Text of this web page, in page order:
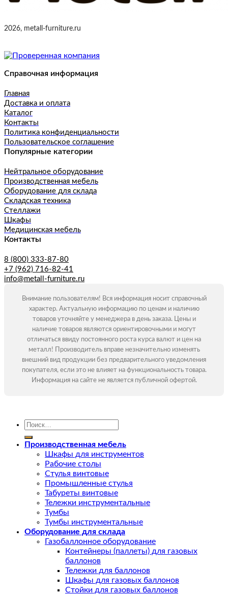
2026, metall-furniture.ru
Справочная информация
Главная
Доставка и оплата
Каталог
Контакты
Политика конфиденциальности
Пользовательское соглашение
Популярные категории
Нейтральное оборудование
Производственная мебель
Оборудование для склада
Складская техника
Стеллажи
Шкафы
Медицинская мебель
Контакты
8 (800) 333-87-80
+7 (962) 716-82-41
info@metall-furniture.ru
Внимание пользователям! Вся информация носит справочный
характер. Актуальную информацию по ценам и наличию
товаров уточняйте у менеджера в день заказа. Цены и
наличие товаров являются ориентировочными и могут
отличаться ввиду постоянного роста курса валют и цен на
металл! Производитель вправе незначительно изменять
внешний вид продукции без предварительного уведомления
покупателя, если это не влияет на функциональность товара.
Информация на сайте не является публичной офертой.
Искать:
Производственная мебель
Шкафы для инструментов
Рабочие столы
Стулья винтовые
Промышленные стулья
Табуреты винтовые
Тележки инструментальные
Тумбы
Тумбы инструментальные
Оборудование для склада
Газобаллонное оборудование
Контейнеры (паллеты) для газовых
баллонов
Тележки для баллонов
Шкафы для газовых баллонов
Стойки для газовых баллонов